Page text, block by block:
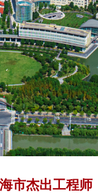
市杰出工程师